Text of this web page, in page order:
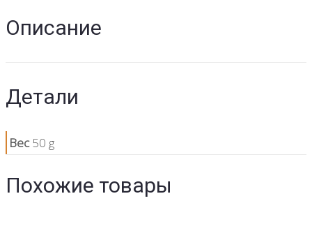
Описание
Детали
Вес 50 g
Похожие товары